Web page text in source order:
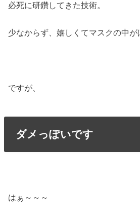
必死に研鑽してきた技術。
少なからず、嬉しくてマスクの中が
ですが、
ダメっぽいです
はぁ～～～